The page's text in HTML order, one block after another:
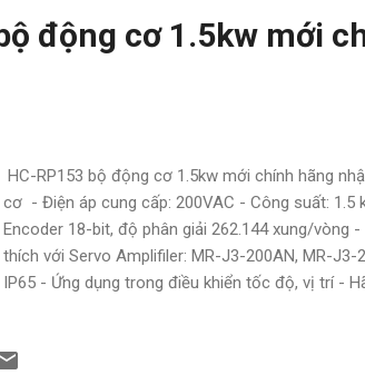
động cơ 1.5kw mới
HC-RP153 bộ động cơ 1.5kw mới chính hãng
cơ - Điện áp cung cấp: 200VAC - Công suất:
Encoder 18-bit, độ phân giải 262.144 xung/vòng
thích với Servo Amplifiler: MR-J3-200AN, MR-
IP65 - Ứng dụng trong điều khiển tốc độ, vị trí -
Vì là hàng nhập nên có giá cực kì tốt. Giá bao